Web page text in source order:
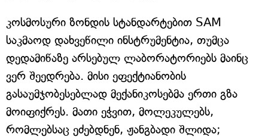
კოსმოსური ზონდის სტანდარტებით SAM
საკმაოდ დახვეწილი ინსტრუმენტია, თუმცა
დედამიწაზე არსებულ ლაბორატორიებს მაინც
ვერ შეედრება. მისი ეფექტიანობის
გასაუმჯობესებლად მექანიკოსებმა ერთი გზა
მოიფიქრეს. მათი ეჭვით, მოლეკულებს,
რომლებსაც ეძებდნენ, ჟანგბადი შლიდა;